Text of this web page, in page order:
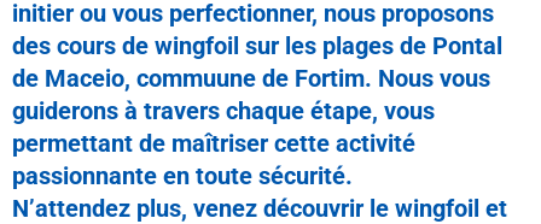
initier ou vous perfectionner, nous proposons
des cours de wingfoil sur les plages de Pontal
de Maceio, commuune de Fortim. Nous vous
guiderons à travers chaque étape, vous
permettant de maîtriser cette activité
passionnante en toute sécurité.
N’attendez plus, venez découvrir le wingfoil et